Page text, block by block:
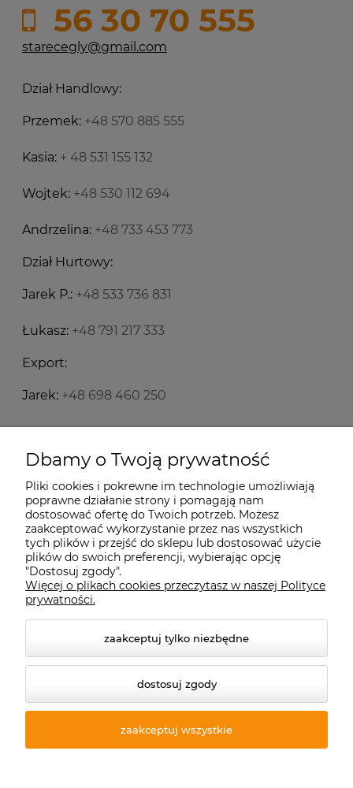
56 30 70 555
starecegly@gmail.com
Dział Handlowy:
Przemek: +48 570 885 555
Kasia: + 48 531 155 132
Wojtek: +48 530 112 694
Andrzelina: +48 733 453 773
Dział Hurtowy:
Jarek P.: +48 533 736 831
Łukasz: +48 791 217 333
Export:
Jarek: +48 698 460 250
Starecegly.com
Płatności i dostawa
Moje konto
Informacje
© 2026 starecegly.com. Wszelkie prawa zastrzeżone.
Dbamy o Twoją prywatność
Pliki cookies i pokrewne im technologie umożliwiają
poprawne działanie strony i pomagają nam
dostosować ofertę do Twoich potrzeb. Możesz
zaakceptować wykorzystanie przez nas wszystkich
tych plików i przejść do sklepu lub dostosować użycie
plików do swoich preferencji, wybierając opcję
"Dostosuj zgody".
Więcej o plikach cookies przeczytasz w naszej Polityce
prywatności.
zaakceptuj tylko niezbędne
dostosuj zgody
zaakceptuj wszystkie